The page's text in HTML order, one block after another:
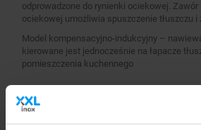
odprowadzone do rynienki ociekowej.
ociekowej umożliwia spuszczenie tłuszczu i
Model kompensacyjno-indukcyjny –
kierowane jest jednocześnie na łapacze
pomieszczenia kuchennego